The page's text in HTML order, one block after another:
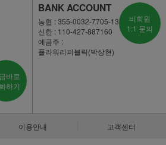
바로
하기
BANK ACCOUNT
농협 : 355-0032-7705-13
신한 : 110-427-887160
예금주 :
플라워리퍼블릭(박상현)
비회원
1:1 문의
이용안내 고객센터